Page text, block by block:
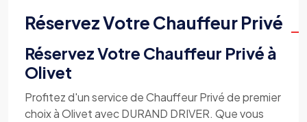
Réservez Votre Chauffeur Privé
Réservez Votre Chauffeur Privé à
Olivet
Profitez d'un service de Chauffeur Privé de premier
choix à Olivet avec DURAND DRIVER. Que vous